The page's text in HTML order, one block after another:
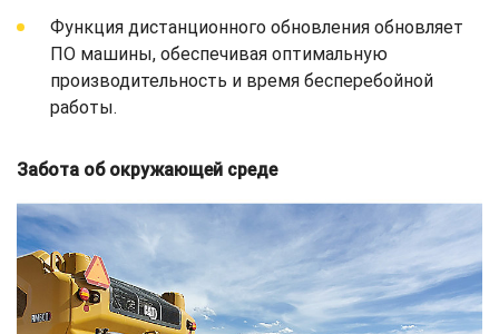
Функция дистанционного обновления обновляет
ПО машины, обеспечивая оптимальную
производительность и время бесперебойной
работы.
Забота об окружающей среде